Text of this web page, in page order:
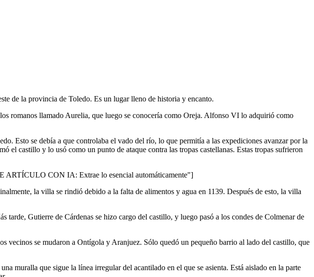
de la provincia de Toledo. Es un lugar lleno de historia y encanto.
romanos llamado Aurelia, que luego se conocería como Oreja. Alfonso VI lo adquirió como
Esto se debía a que controlaba el vado del río, lo que permitía a las expediciones avanzar por la
el castillo y lo usó como un punto de ataque contra las tropas castellanas. Estas tropas sufrieron
ARTÍCULO CON IA: Extrae lo esencial automáticamente"]
la villa se rindió debido a la falta de alimentos y agua en 1139. Después de esto, la villa
Gutierre de Cárdenas se hizo cargo del castillo, y luego pasó a los condes de Colmenar de
vecinos se mudaron a Ontígola y Aranjuez. Sólo quedó un pequeño barrio al lado del castillo, que
muralla que sigue la línea irregular del acantilado en el que se asienta. Está aislado en la parte